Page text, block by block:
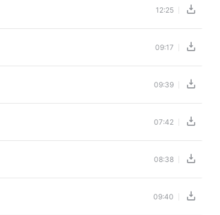
12:25
09:17
09:39
07:42
08:38
09:40